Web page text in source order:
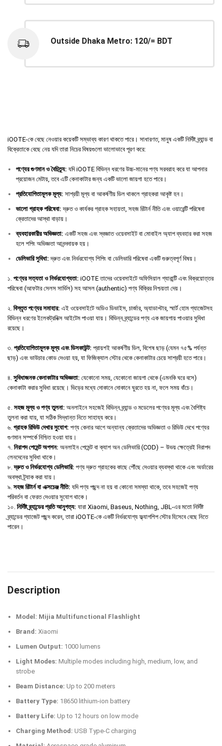
Outside Dhaka Metro: 120/= BDT
iOOTE-কে বেছে নেওয়ার কয়েকটি সম্ভাব্য কারণ থাকতে পারে। সাধারণত, মানুষ একটি নির্দিষ্ট ব্র্যান্ড বা
বিক্রেতাকে বেছে নেয় যদি তারা নিচের বিষয়গুলো ভালোভাবে পূরণ করে:
পণ্যের গুণমান ও বৈচিত্র্য: যদি iOOTE বিভিন্ন ধরণের উচ্চ-মানের পণ্য সরবরাহ করে যা আপনার
প্রয়োজন মেটায়, তবে এটি কেনাকাটার জন্য একটি ভালো জায়গা হতে পারে।
প্রতিযোগিতামূলক মূল্য: সাশ্রয়ী মূল্য বা আকর্ষণীয় ডিল থাকলে গ্রাহকরা আকৃষ্ট হন।
ভালো গ্রাহক পরিষেবা: দ্রুত ও কার্যকর গ্রাহক সহায়তা, সহজ রিটার্ন নীতি এবং ওয়ারেন্টি পরিষেবা
ক্রেতাদের আস্থা বাড়ায়।
ব্যবহারকারীর অভিজ্ঞতা: একটি সহজ এবং স্বজ্ঞাত ওয়েবসাইট বা মোবাইল অ্যাপ ব্যবহার করা সহজ
হলে শপিং অভিজ্ঞতা আনন্দদায়ক হয়।
ডেলিভারি সুবিধা: দ্রুত এবং নির্ভরযোগ্য শিপিং বা ডেলিভারি পরিষেবা একটি গুরুত্বপূর্ণ বিষয়।
১. পণ্যের সত্যতা ও নির্ভরযোগ্যতা: iOOTE তাদের ওয়েবসাইটে অফিসিয়াল গ্যারান্টি এবং বিক্রয়োত্তর
পরিষেবা (আফটার সেলস সার্ভিস) সহ আসল (authentic) পণ্য বিক্রির নিশ্চয়তা দেয়।
২. বিস্তৃত পণ্যের সমাহার: এই ওয়েবসাইটে অডিও ডিভাইস, চার্জার, অ্যাডাপ্টার, স্মার্ট হোম গ্যাজেটসহ
বিভিন্ন ধরণের ইলেকট্রনিক্স আইটেম পাওয়া যায়। বিভিন্ন ব্র্যান্ডের পণ্য এক জায়গায় পাওয়ার সুবিধা
রয়েছে।
৩. প্রতিযোগিতামূলক মূল্য এবং ডিসকাউন্ট: প্রায়শই আকর্ষণীয় ডিল, বিশেষ ছাড় (যেমন ৭৫% পর্যন্ত
ছাড়) এবং ভাউচার কোড দেওয়া হয়, যা ফিজিক্যাল স্টোর থেকে কেনাকাটার চেয়ে সাশ্রয়ী হতে পারে।
৪. সুবিধাজনক কেনাকাটার অভিজ্ঞতা: যেকোনো সময়, যেকোনো জায়গা থেকে (এমনকি ঘরে বসে)
কেনাকাটা করার সুবিধা রয়েছে। ভিড়ের মধ্যে দোকানে দোকানে ঘুরতে হয় না, ফলে সময় বাঁচে।
৫. সহজ মূল্য ও পণ্য তুলনা: অনলাইনে সহজেই বিভিন্ন ব্র্যান্ড ও মডেলের পণ্যের মূল্য এবং বৈশিষ্ট্য
তুলনা করা যায়, যা সঠিক সিদ্ধান্ত নিতে সাহায্য করে।
৬. গ্রাহক রিভিউ দেখার সুযোগ: পণ্য কেনার আগে অন্যান্য ক্রেতাদের অভিজ্ঞতা ও রিভিউ দেখে পণ্যের
গুণমান সম্পর্কে নিশ্চিত হওয়া যায়।
৭. নিরাপদ পেমেন্ট অপশন: অনলাইন পেমেন্ট বা ক্যাশ অন ডেলিভারি (COD) – উভয় ক্ষেত্রেই নিরাপদ
লেনদেনের সুবিধা থাকে।
৮.দ্রুত ও নির্ভরযোগ্য ডেলিভারি: পণ্য দ্রুত গ্রাহকের কাছে পৌঁছে দেওয়ার ব্যবস্থা থাকে এবং অর্ডারের
অবস্থা ট্র্যাক করা যায়।
৯. সহজ রিটার্ন বা এক্সচেঞ্জ নীতি: যদি পণ্য পছন্দ না হয় বা কোনো সমস্যা থাকে, তবে সহজেই পণ্য
পরিবর্তন বা ফেরত দেওয়ার সুযোগ থাকে।
১০. নির্দিষ্ট ব্র্যান্ডের প্রতি আনুগত্য: যারা Xiaomi, Baseus, Nothing, JBL-এর মতো নির্দিষ্ট
ব্র্যান্ডের গ্যাজেট পছন্দ করেন, তারা iOOTE-কে একটি নির্ভরযোগ্য ফ্ল্যাগশিপ স্টোর হিসেবে বেছে নিতে
পারেন।
Description
Model: Mijia Multifunctional Flashlight
Brand: Xiaomi
Lumen Output: 1000 lumens
Light Modes: Multiple modes including high, medium, low, and
strobe
Beam Distance: Up to 200 meters
Battery Type: 18650 lithium-ion battery
Battery Life: Up to 12 hours on low mode
Charging Method: USB Type-C charging